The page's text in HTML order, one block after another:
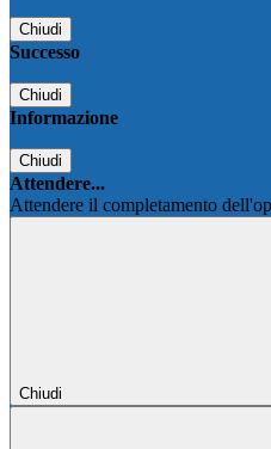
Chiudi
Successo
Chiudi
Informazione
Chiudi
Attendere...
Attendere il completamento
Chiudi